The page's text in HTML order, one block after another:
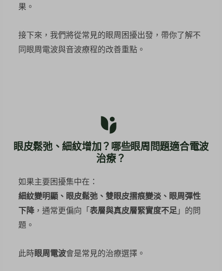
果。
接下來，我們將從常見的眼周困擾出發，帶你了解不
同眼周電波與音波療程的改善重點。
眼皮鬆弛、細紋增加？哪些眼周問題適合電波
治療？
如果主要困擾集中在：
細紋變明顯、眼皮鬆弛、雙眼皮摺痕變淡、眼周彈性
下降 ，通常更偏向「表層與真皮層緊實度不足」的問
題。
此時眼周電波會是常見的治療選擇。